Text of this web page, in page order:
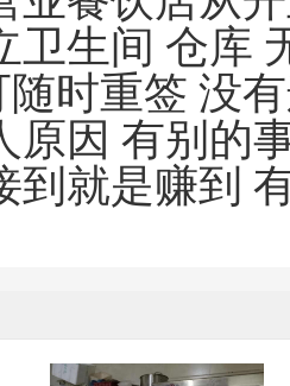
卫生间 仓库
随时重签 没
原因 有别的
到就是赚到